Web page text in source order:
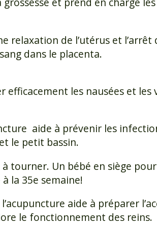
relaxation de l’utérus et
dans le placenta.
efficacement les nausées et
aide à prévenir les
le petit bassin.
tourner. Un bébé en siège
la 35e semaine!
aide à préparer
le fonctionnement des reins.